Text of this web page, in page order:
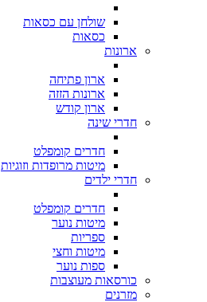
שולחן עם כסאות
כסאות
ארונות
ארון פתיחה
ארונות הזזה
ארון קודש
חדרי שינה
חדרים קומפלט
מיטות מרופדות וזוגיות
חדרי ילדים
חדרים קומפלט
מיטות נוער
ספריות
מיטות וחצי
ספות נוער
כורסאות מעוצבות
מזרנים